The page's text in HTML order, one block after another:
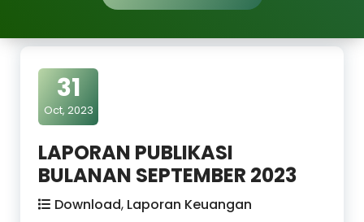
31
Oct, 2023
LAPORAN PUBLIKASI
BULANAN SEPTEMBER 2023
Download, Laporan Keuangan